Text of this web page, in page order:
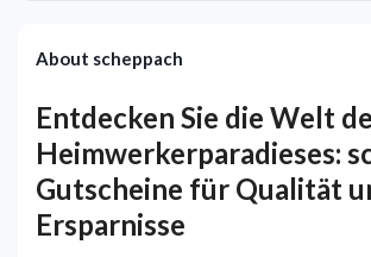
About scheppach
Entdecken Sie die Welt
Heimwerkerparadieses:
Gutscheine für Qualität
Ersparnisse